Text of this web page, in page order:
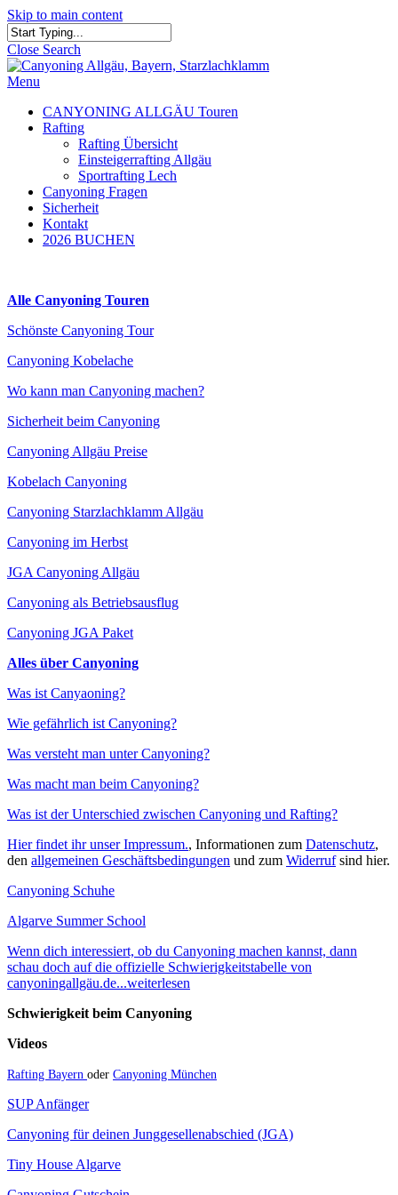
Skip to main content
Close Search
Menu
CANYONING ALLGÄU Touren
Rafting
Rafting Übersicht
Einsteigerrafting Allgäu
Sportrafting Lech
Canyoning Fragen
Sicherheit
Kontakt
2026 BUCHEN
Alle Canyoning Touren
Schönste Canyoning Tour
Canyoning Kobelache
Wo kann man Canyoning machen?
Sicherheit beim Canyoning
Canyoning Allgäu Preise
Kobelach Canyoning
Canyoning Starzlachklamm Allgäu
Canyoning im Herbst
JGA Canyoning Allgäu
Canyoning als Betriebsausflug
Canyoning JGA Paket
Alles über Canyoning
Was ist Canyaoning?
Wie gefährlich ist Canyoning?
Was versteht man unter Canyoning?
Was macht man beim Canyoning?
Was ist der Unterschied zwischen Canyoning und Rafting?
Hier findet ihr unser Impressum., Informationen zum Datenschutz,
den allgemeinen Geschäftsbedingungen und zum Widerrufsind hier.
Canyoning Schuhe
Algarve Summer School
Wenn dich interessiert, ob du Canyoning machen kannst, dann
schau doch auf die offizielle Schwierigkeitstabelle von
canyoningallgäu.de...weiterlesen
Schwierigkeit beim Canyoning
Videos
Rafting Bayern oder Canyoning München
SUP Anfänger
Canyoning für deinen Junggesellenabschied (JGA)
Tiny House Algarve